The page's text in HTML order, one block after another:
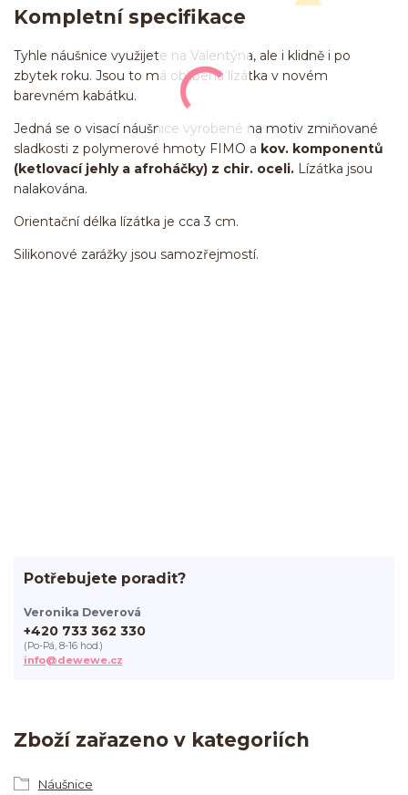
Kompletní specifikace
Tyhle náušnice využijete na Valentýna, ale i klidně i po
zbytek roku. Jsou to má oblíbená lízátka v novém
barevném kabátku.
Jedná se o visací náušnice vyrobené na motiv zmiňované
sladkosti z polymerové hmoty FIMO a kov. komponentů
(ketlovací jehly a afroháčky) z chir. oceli. Lízátka jsou
nalakována.
Orientační délka lízátka je cca 3 cm.
Silikonové zarážky jsou samozřejmostí.
Zboží zařazeno v kategoriích
Náušnice
Potřebujete poradit?
Veronika Deverová
+420 733 362 330
(Po-Pá, 8-16 hod.)
info@dewewe.cz